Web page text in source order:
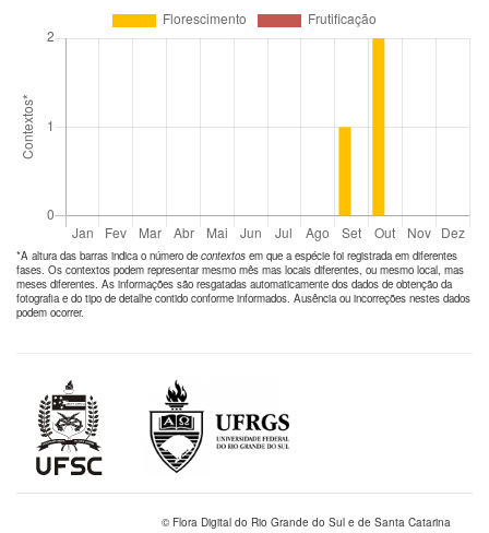
*A altura das barras indica o número de contextos em que a espécie foi registrada em diferentes
fases. Os contextos podem representar mesmo mês mas locais diferentes, ou mesmo local, mas
meses diferentes. As informações são resgatadas automaticamente dos dados de obtenção da
fotografia e do tipo de detalhe contido conforme informados. Ausência ou incorreções nestes dados
podem ocorrer.
© Flora Digital do Rio Grande do Sul e de Santa Catarina